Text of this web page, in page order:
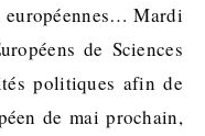
de Sciences
politiques afin de
de mai prochain,